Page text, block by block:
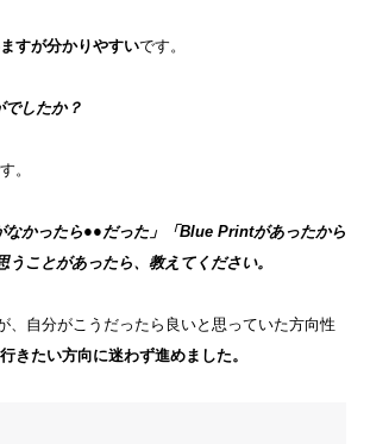
すが分かりやすいです。
したか？
。
かったら●●だった」「Blue Printがあったから
ことがあったら、 教えてください。
、自分がこうだったら良いと思っていた方向性
行きたい方向に迷わず進めました。